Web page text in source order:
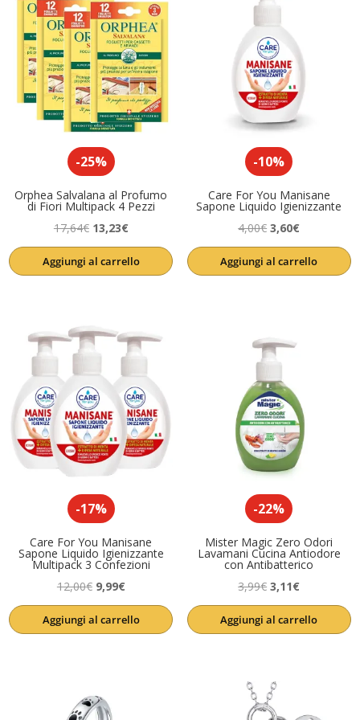
-25%
Orphea Salvalana al Profumo
di Fiori Multipack 4 Pezzi
17,64€ Il
prezzo
originale
13,23€Il
prezzo
attuale
Aggiungi al carrello
-10%
Care For You Manisane
Sapone Liquido Igienizzante
4,00€ Il
prezzo
originale
3,60€Il
prezzo
attuale
Aggiungi al carrello
-17%
Care For You Manisane
Sapone Liquido Igienizzante
Multipack 3 Confezioni
12,00€ Il
prezzo
originale
9,99€Il
prezzo
attuale
Aggiungi al carrello
-22%
Mister Magic Zero Odori
Lavamani Cucina Antiodore
con Antibatterico
3,99€ Il
prezzo
originale
3,11€Il
prezzo
attuale
Aggiungi al carrello